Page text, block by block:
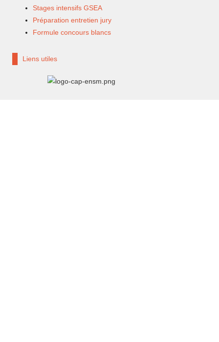
Stages intensifs GSEA
Préparation entretien jury
Formule concours blancs
Liens utiles